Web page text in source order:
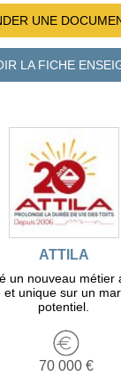
UNE
LA FICHE
ATTILA
un nouveau métier
et unique sur un
potentiel.
70 000 €